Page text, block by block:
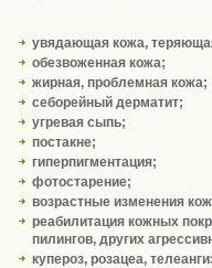
увядающая кожа,
обезвоженная кожа;
жирная, проблемная кожа;
себорейный дерматит;
угревая сыпь;
постакне;
гиперпигментация;
фотостарение;
возрастные изменения
реабилитация кожных
пилингов, других
купероз, розацеа,